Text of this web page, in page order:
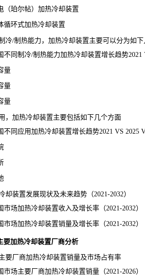
尔帖）加热冷却装置
式加热冷却装置
/制热能力，加热冷却装置主要可以分为如下
冷/制热能力加热冷却装置增长趋势2021
加热冷却装置主要包括如下几个方面
用加热冷却装置增长趋势2021 VS 2025
装置发展现状及未来趋势（2021-2032）
热冷却装置收入及增长率（2021-2032）
热冷却装置销量及增长率（2021-2032）
要加热冷却装置厂商分析
厂商加热冷却装置销量及市场占有率
要厂商加热冷却装置销量（2021-2026）